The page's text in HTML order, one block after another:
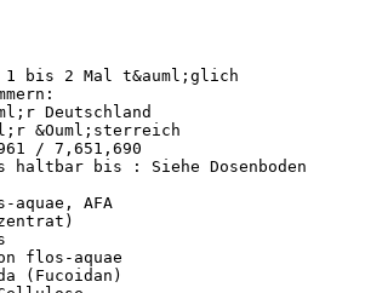
bis 2 Mal t&auml;glich
Deutschland
&Ouml;sterreich
/ 7,651,690
haltbar bis : Siehe Dosenboden
aquae, AFA
flos-aquae
(Fucoidan)